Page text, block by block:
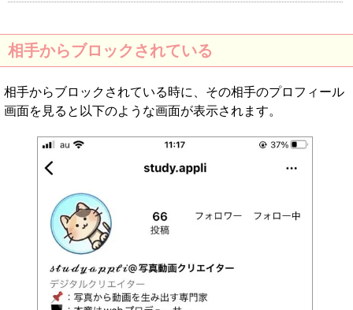
相手からブロックされている
相手からブロックされている時に、その相手のプロフィール
画面を見ると以下のような画面が表示されます。